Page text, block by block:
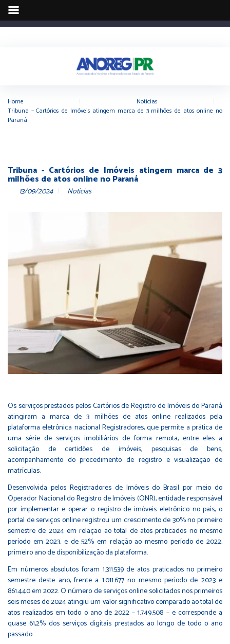
Home Notícias
Tribuna – Cartórios de Imóveis atingem marca de 3 milhões de atos online no
Paraná
Tribuna - Cartórios de Imóveis atingem marca de 3
milhões de atos online no Paraná
13/09/2024 Notícias
Os serviços prestados pelos Cartórios de Registro de Imóveis do Paraná
atingiram a marca de 3 milhões de atos online realizados pela
plataforma eletrônica nacional Registradores, que permite a prática de
uma série de serviços imobiliários de forma remota, entre eles a
solicitação de certidões de imóveis, pesquisas de bens,
acompanhamento do procedimento de registro e visualização de
matrículas.
Desenvolvida pelos Registradores de Imóveis do Brasil por meio do
Operador Nacional do Registro de Imóveis (ONR), entidade responsável
por implementar e operar o registro de imóveis eletrônico no país, o
portal de serviços online registrou um crescimento de 30% no primeiro
semestre de 2024 em relação ao total de atos praticados no mesmo
período em 2023, e de 52% em relação ao mesmo período de 2022,
primeiro ano de disponibilização da plataforma.
Em números absolutos foram 1.311.539 de atos praticados no primeiro
semestre deste ano, frente a 1.011.677 no mesmo período de 2023 e
861.440 em 2022. O número de serviços online solicitados nos primeiros
seis meses de 2024 atingiu um valor significativo comparado ao total de
atos realizados em todo o ano de 2022 – 1.749.508 – e corresponde a
quase 61,2% dos serviços digitais prestados ao longo de todo o ano
passado.